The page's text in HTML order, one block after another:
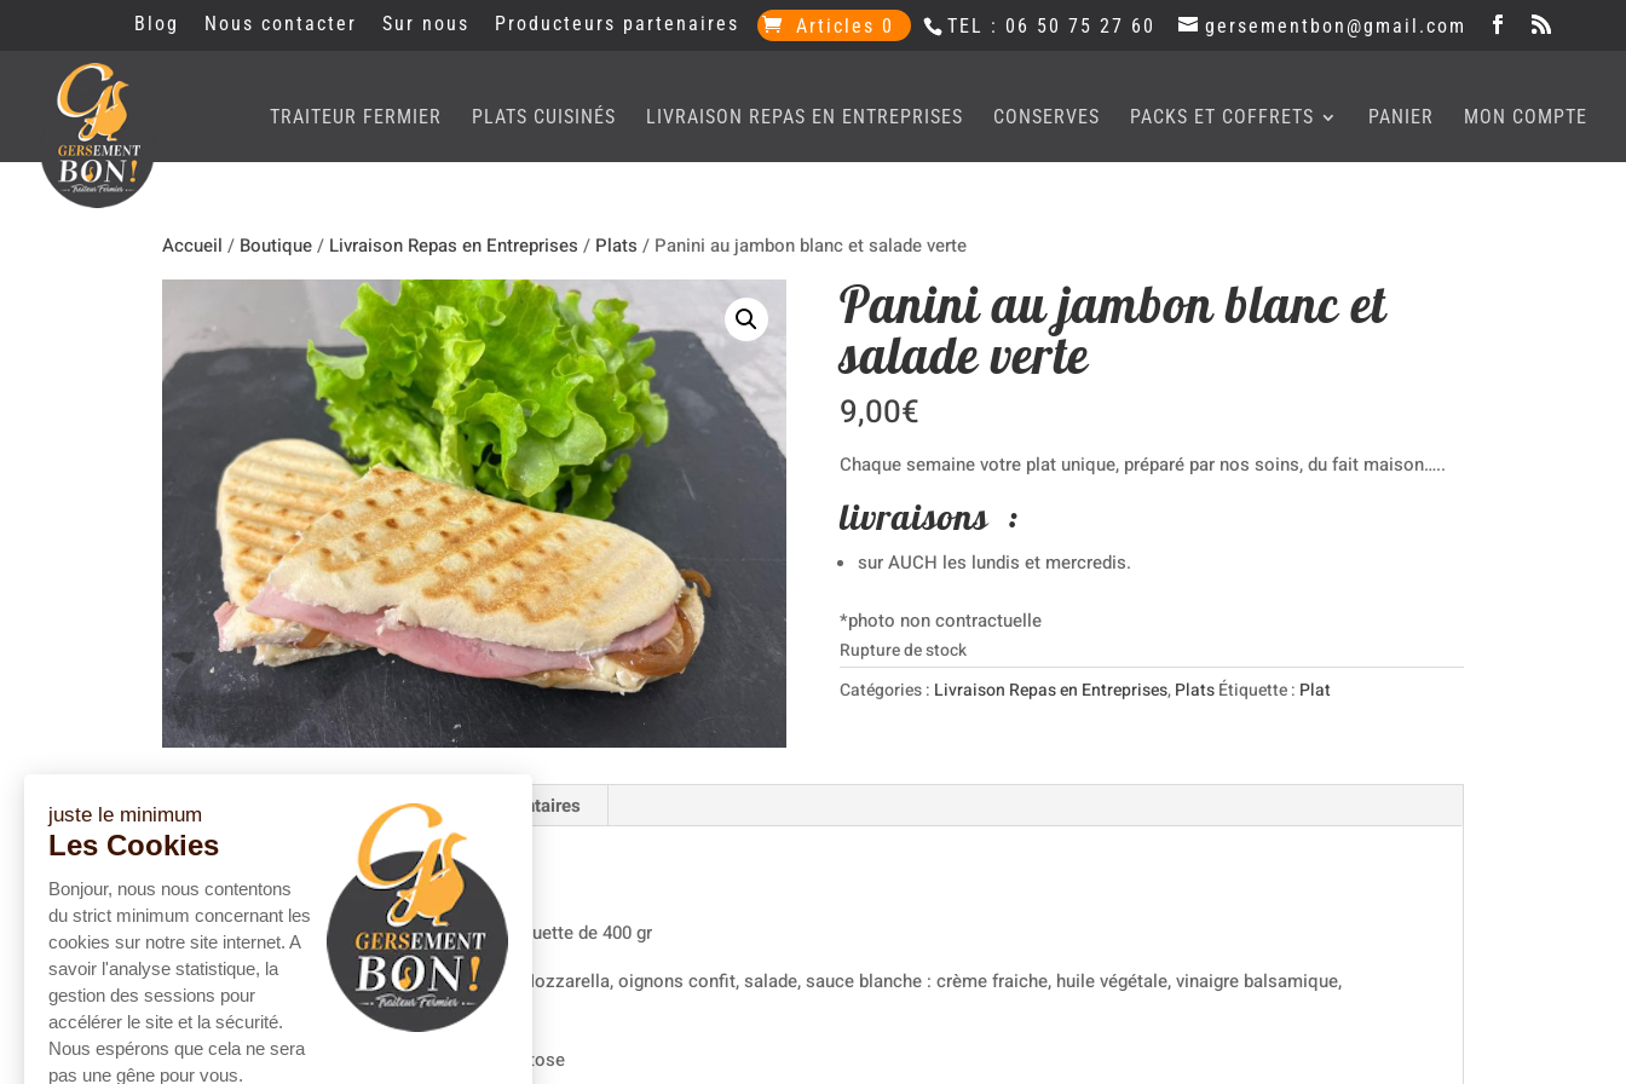
TEL : 06 50 75 27 60 gersementbon@gmail.com
Blog Nous contacter Sur nous Producteurs partenaires Articles 0
TRAITEUR FERMIER PLATS CUISINÉS LIVRAISON REPAS EN ENTREPRISES CONSERVES PACKS ET COFFRETS PANIER MON COMPTE
Accueil / Boutique/ Livraison Repas en Entreprises / Plats / Panini au jambon blanc et salade verte
Panini au jambon blanc et
salade verte
9,00€
Chaque semaine votre plat unique, préparé par nos soins, du fait maison…..
livraisons :
sur AUCH les lundis et mercredis.
*photo non contractuelle
Rupture de stock
Catégories : Livraison Repas en Entreprises,Plats Étiquette : Plat
Description Informations complémentaires
Description
Nbre de part : portion individuelle en barquette de 400 gr
Ingrédients
: Pain blanc, Jambon blanc, Mozzarella, oignons confit, salade, sauce blanche : crème fraiche, huile végétale, vinaigre balsamique,
moutarde, sel, poivre
Allergènes: sulfite, moutarde, gluten, lactose
juste le minimum
Les Cookies
Bonjour, nous nous contentons
du strict minimum concernant les
cookies sur notre site internet. A
savoir l'analyse statistique, la
gestion des sessions pour
accélérer le site et la sécurité.
Nous espérons que cela ne sera
pas une gêne pour vous.